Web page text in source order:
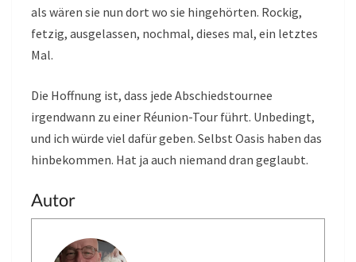
als wären sie nun dort wo sie hingehörten. Rockig,
fetzig, ausgelassen, nochmal, dieses mal, ein letztes
Mal.
Die Hoffnung ist, dass jede Abschiedstournee
irgendwann zu einer Réunion-Tour führt. Unbedingt,
und ich würde viel dafür geben. Selbst Oasis haben das
hinbekommen. Hat ja auch niemand dran geglaubt.
Autor